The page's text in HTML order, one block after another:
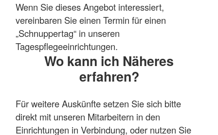
Wenn Sie dieses Angebot interessiert,
vereinbaren Sie einen Termin für einen
„Schnuppertag“ in unseren
Tagespflegeeinrichtungen.
Wo kann ich Näheres
erfahren?
Für weitere Auskünfte setzen Sie sich bitte
direkt mit unseren Mitarbeitern in den
Einrichtungen in Verbindung, oder nutzen Sie